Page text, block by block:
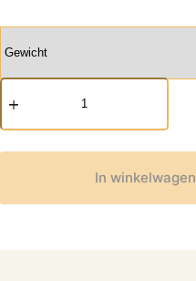
Sinaasappel
aantal
In winkelwagen